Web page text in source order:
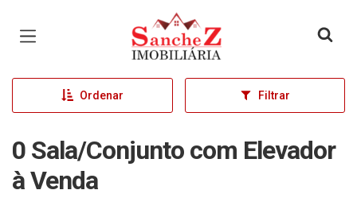
Página inicial
Ordenar Filtrar
0 Sala/Conjunto com Elevador
à Venda